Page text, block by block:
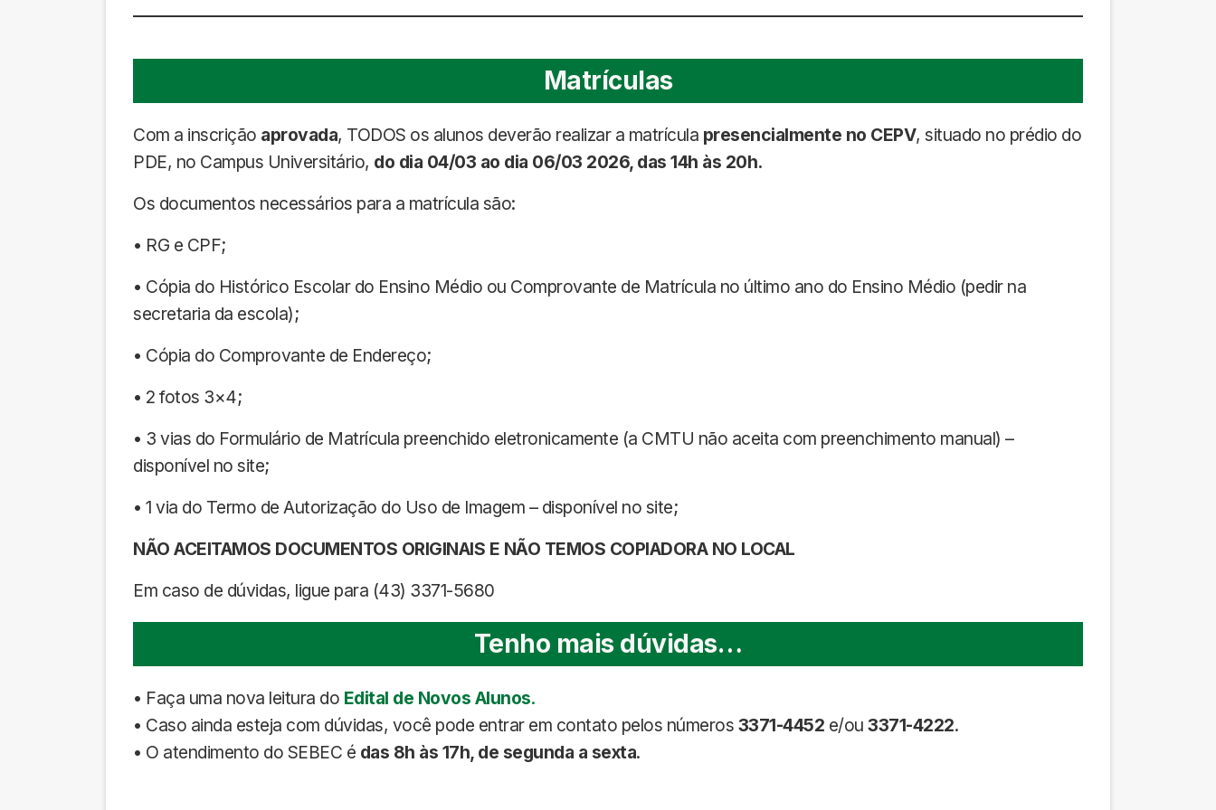
Matrículas
Com a inscrição aprovada, TODOS os alunos deverão realizar a matrícula presencialmente no CEPV, situado no prédio do
PDE, no Campus Universitário, do dia 04/03 ao dia 06/03 2026, das 14h às 20h.
Os documentos necessários para a matrícula são:
• RG e CPF;
• Cópia do Histórico Escolar do Ensino Médio ou Comprovante de Matrícula no último ano do Ensino Médio (pedir na
secretaria da escola);
• Cópia do Comprovante de Endereço;
• 2 fotos 3×4;
• 3 vias do Formulário de Matrícula preenchido eletronicamente (a CMTU não aceita com preenchimento manual) –
disponível no site;
• 1 via do Termo de Autorização do Uso de Imagem – disponível no site;
NÃO ACEITAMOS DOCUMENTOS ORIGINAIS E NÃO TEMOS COPIADORA NO LOCAL
Em caso de dúvidas, ligue para (43) 3371-5680
Tenho mais dúvidas…
• Faça uma nova leitura do Edital de Novos Alunos.
• Caso ainda esteja com dúvidas, você pode entrar em contato pelos números 3371-4452 e/ou 3371-4222.
• O atendimento do SEBEC é das 8h às 17h, de segunda a sexta.